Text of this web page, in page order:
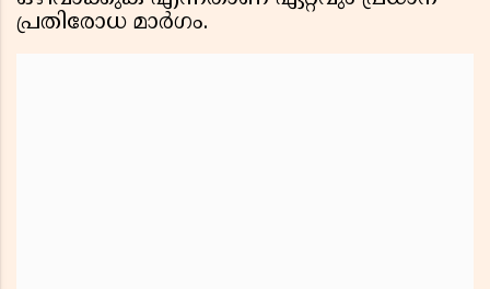
പ്രതിരോധ മാർഗം.